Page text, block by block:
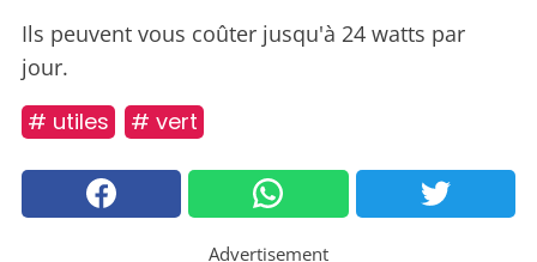
Ils peuvent vous coûter jusqu'à 24 watts par
jour.
# utiles # vert
Advertisement